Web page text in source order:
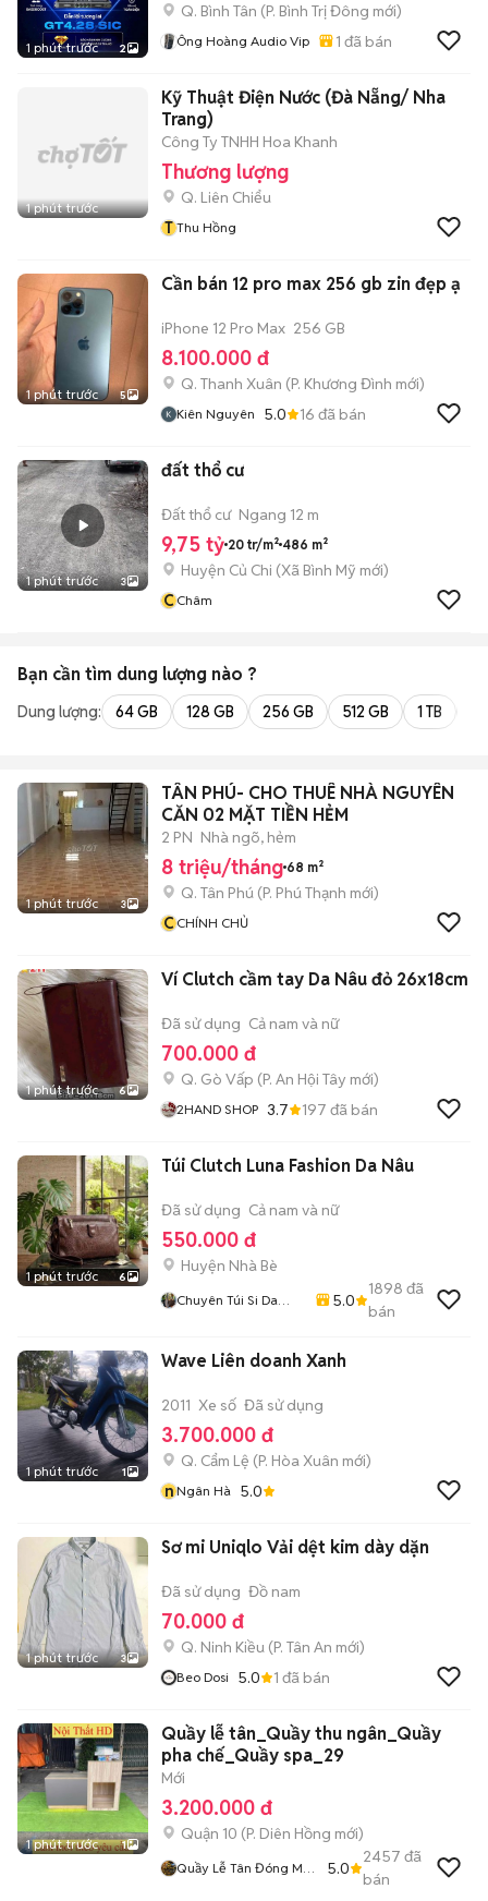
1 phút trước 2
Q. Bình Tân (P. Bình Trị Đông mới)
Ông Hoàng Audio Vip 1 đã bán
1 phút trước
Kỹ Thuật Điện Nước (Đà Nẵng/ Nha
Trang)
Công Ty TNHH Hoa Khanh
Thương lượng
Q. Liên Chiểu
T Thu Hồng
1 phút trước 5
Cần bán 12 pro max 256 gb zin đẹp ạ
iPhone 12 Pro Max 256 GB
8.100.000 đ
Q. Thanh Xuân (P. Khương Đình mới)
Kiên Nguyên 5.0 16 đã bán
1 phút trước 3
đất thổ cư
Đất thổ cư Ngang 12 m
9,75 tỷ 20 tr/m² 486 m²
Huyện Củ Chi (Xã Bình Mỹ mới)
CChâm
Bạn cần tìm dung lượng nào ?
Dung lượng: 64 GB 128 GB 256 GB 512 GB 1 TB
1 phút trước 3
TÂN PHÚ- CHO THUÊ NHÀ NGUYÊN
CĂN 02 MẶT TIỀN HẺM
2 PN Nhà ngõ, hẻm
8 triệu/tháng 68 m²
Q. Tân Phú (P. Phú Thạnh mới)
CCHÍNH CHỦ
1 phút trước 6
Ví Clutch cầm tay Da Nâu đỏ 26x18cm
Đã sử dụng Cả nam và nữ
700.000 đ
Q. Gò Vấp (P. An Hội Tây mới)
2HAND SHOP 3.7 197 đã bán
1 phút trước 6
Túi Clutch Luna Fashion Da Nâu
Đã sử dụng Cả nam và nữ
550.000 đ
Huyện Nhà Bè
Chuyên Túi Si Da
5.0
1898 đã
bán
1 phút trước 1
Wave Liên doanh Xanh
2011 Xe số Đã sử dụng
3.700.000 đ
Q. Cẩm Lệ (P. Hòa Xuân mới)
nNgân Hà 5.0
1 phút trước 3
Sơ mi Uniqlo Vải dệt kim dày dặn
Đã sử dụng Đồ nam
70.000 đ
Q. Ninh Kiều (P. Tân An mới)
Beo Dosi 5.0 1 đã bán
1 phút trước 1
Quầy lễ tân_Quầy thu ngân_Quầy
pha chế_Quầy spa_29
Mới
3.200.000 đ
Quận 10 (P. Diên Hồng mới)
Quầy Lễ Tân Đóng Mới
5.0
2457 đã
bán